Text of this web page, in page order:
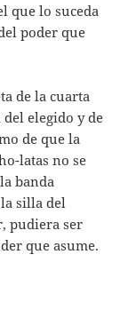
que lo suceda
poder que
de la cuarta
elegido y de
de que la
latas no se
banda
silla del
pudiera ser
que asume.